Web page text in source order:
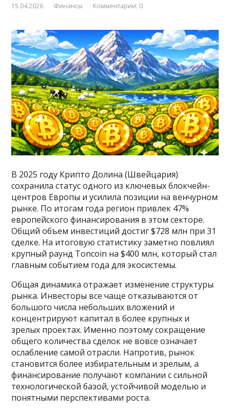
15.04.2026 Финансы Комментарии: 0
В 2025 году Крипто Долина (Швейцария)
сохранила статус одного из ключевых блокчейн-
центров Европы и усилила позиции на венчурном
рынке. По итогам года регион привлек 47%
европейского финансирования в этом секторе.
Общий объем инвестиций достиг $728 млн при 31
сделке. На итоговую статистику заметно повлиял
крупный раунд Toncoin на $400 млн, который стал
главным событием года для экосистемы.
Общая динамика отражает изменение структуры
рынка. Инвесторы все чаще отказываются от
большого числа небольших вложений и
концентрируют капитал в более крупных и
зрелых проектах. Именно поэтому сокращение
общего количества сделок не вовсе означает
ослабление самой отрасли. Напротив, рынок
становится более избирательным и зрелым, а
финансирование получают компании с сильной
технологической базой, устойчивой моделью и
понятными перспективами роста.